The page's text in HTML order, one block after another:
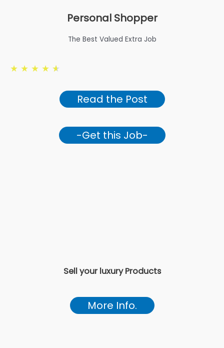
Personal Shopper
The Best Valued Extra Job
★ ★ ★ ★ ★
Read the Post
-Get this Job-
Sell your luxury Products
More Info.